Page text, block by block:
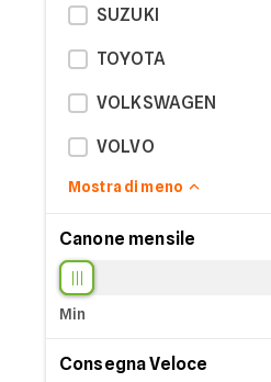
SUZUKI
TOYOTA
VOLKSWAGEN
VOLVO
Mostra di meno
Canone mensile
Min
Consegna Veloce